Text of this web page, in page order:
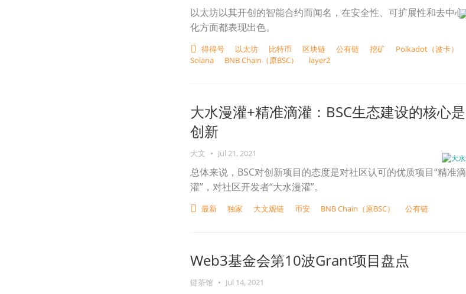
以太坊以其开创的智能合约而闻名，在安全性、可扩展性和去中心
化方面都表现出色。
得得号 以太坊 比特币 区块链 公有链 挖矿
Polkadot（波卡）
Solana
BNB Chain（原BSC） layer2
大水漫灌+精准滴灌：BSC生态建设的核心是
创新
大文 • Jul 21, 2021
总体来说，BSC对创新项目的态度是对社区认可的优质项目“精准滴
灌”，对社区开发者“大水漫灌”。
最新 独家 大文观链 币安 BNB Chain（原BSC） 公有链
Web3基金会第10波Grant项目盘点
链茶馆 • Jul 14, 2021